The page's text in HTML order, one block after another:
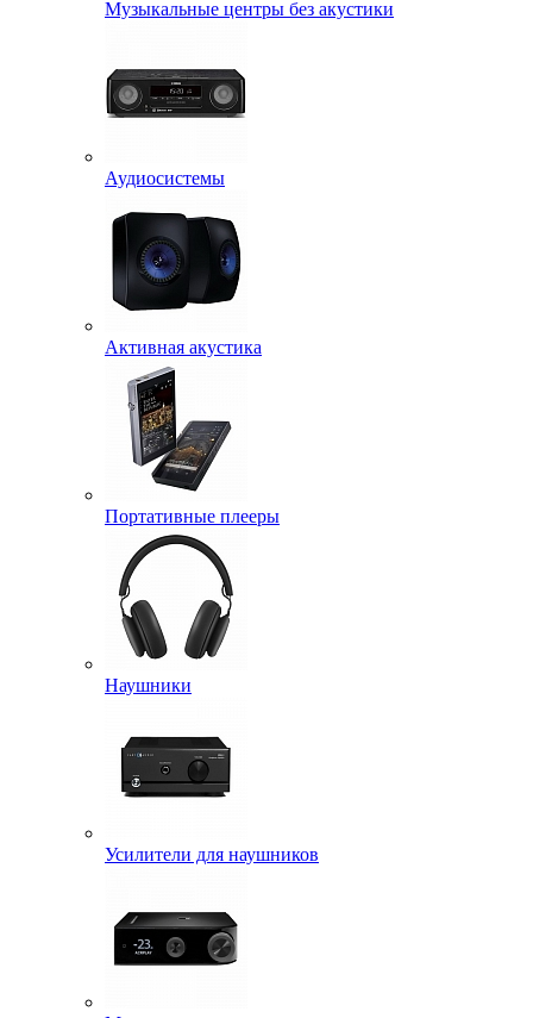
Музыкальные центры без акустики
Аудиосистемы
Активная акустика
Портативные плееры
Наушники
Усилители для наушников